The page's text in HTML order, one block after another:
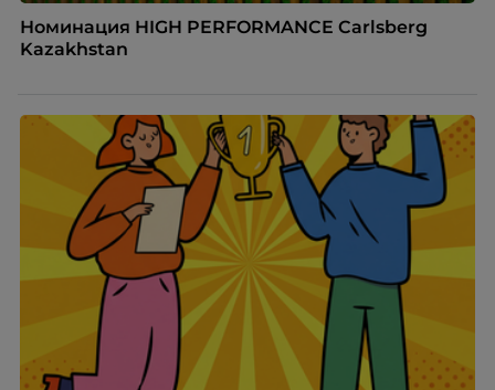
Номинация HIGH PERFORMANCE Carlsberg
Kazakhstan